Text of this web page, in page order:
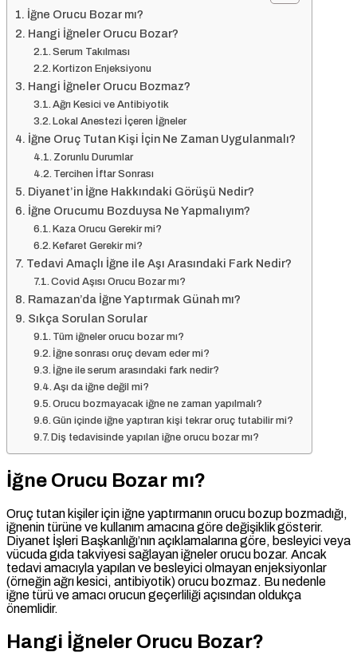
İğne Orucu Bozar mı?
Hangi İğneler Orucu Bozar?
Serum Takılması
Kortizon Enjeksiyonu
Hangi İğneler Orucu Bozmaz?
Ağrı Kesici ve Antibiyotik
Lokal Anestezi İçeren İğneler
İğne Oruç Tutan Kişi İçin Ne Zaman Uygulanmalı?
Zorunlu Durumlar
Tercihen İftar Sonrası
Diyanet’in İğne Hakkındaki Görüşü Nedir?
İğne Orucumu Bozduysa Ne Yapmalıyım?
Kaza Orucu Gerekir mi?
Kefaret Gerekir mi?
Tedavi Amaçlı İğne ile Aşı Arasındaki Fark Nedir?
Covid Aşısı Orucu Bozar mı?
Ramazan’da İğne Yaptırmak Günah mı?
Sıkça Sorulan Sorular
Tüm iğneler orucu bozar mı?
İğne sonrası oruç devam eder mi?
İğne ile serum arasındaki fark nedir?
Aşı da iğne değil mi?
Orucu bozmayacak iğne ne zaman yapılmalı?
Gün içinde iğne yaptıran kişi tekrar oruç tutabilir mi?
Diş tedavisinde yapılan iğne orucu bozar mı?
İğne Orucu Bozar mı?
Oruç tutan kişiler için iğne yaptırmanın orucu bozup bozmadığı,
iğnenin türüne ve kullanım amacına göre değişiklik gösterir.
Diyanet İşleri Başkanlığı’nın açıklamalarına göre, besleyici veya
vücuda gıda takviyesi sağlayan iğneler orucu bozar. Ancak
tedavi amacıyla yapılan ve besleyici olmayan enjeksiyonlar
(örneğin ağrı kesici, antibiyotik) orucu bozmaz. Bu nedenle
iğne türü ve amacı orucun geçerliliği açısından oldukça
önemlidir.
Hangi İğneler Orucu Bozar?